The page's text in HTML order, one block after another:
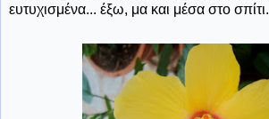
ευτυχισμένα... έξω, μα και μέσα στο σπίτι.